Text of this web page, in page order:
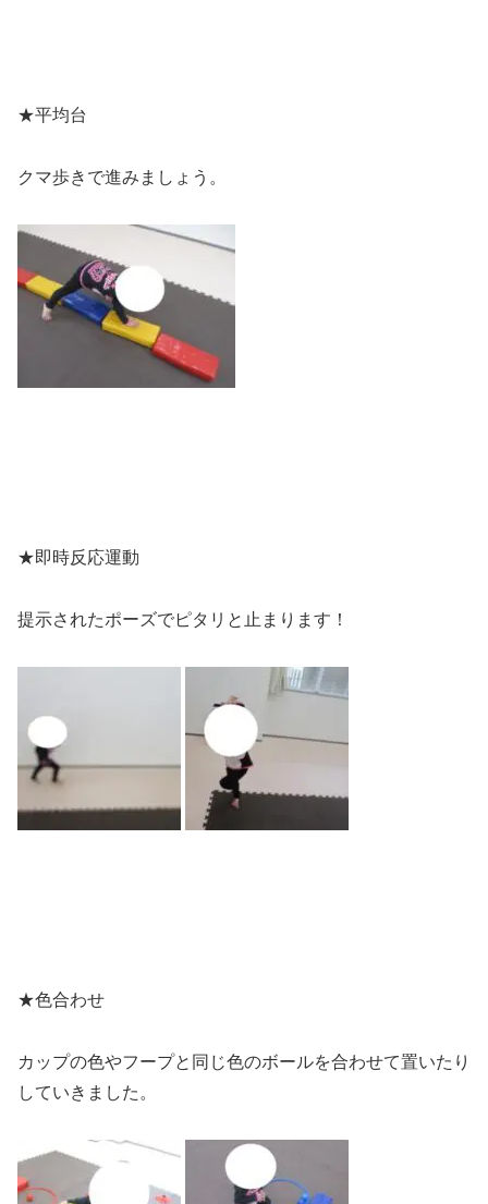
★平均台
クマ歩きで進みましょう。
★即時反応運動
提示されたポーズでピタリと止まります！
★色合わせ
カップの色やフープと同じ色のボールを合わせて置いたり
していきました。